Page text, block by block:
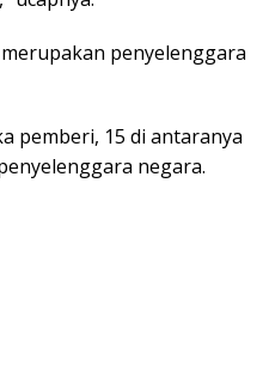
penyelenggara
pemberi, 15 di antaranya
negara.